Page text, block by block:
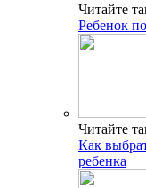
Читайте
Ребенок
Читайте
Как
ребенка